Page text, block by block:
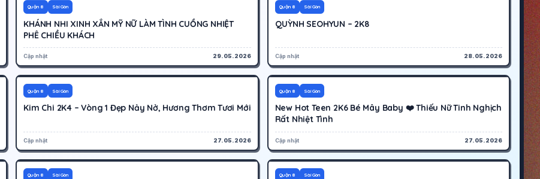
350K
Quận 8 Sài Gòn
KHÁNH NHI XINH XẮN MỸ NỮ LÀM TÌNH CUỒNG NHIỆT
PHÊ CHIỀU KHÁCH
Cập nhật 29.05.2026
1200K
Quận 8 Sài Gòn
QUỲNH SEOHYUN – 2K8
Cập nhật 28.05.2026
800K
Quận 8 Sài Gòn
Kim Chi 2K4 – Vòng 1 Đẹp Nảy Nở, Hương Thơm Tươi Mới
Cập nhật 27.05.2026
700K
Quận 8 Sài Gòn
New Hot Teen 2K6 Bé Mây Baby ❤️ Thiếu Nữ Tinh Nghịch
Rất Nhiệt Tình
Cập nhật 27.05.2026
300K
Quận 8 Sài Gòn 600K
Quận 8 Sài Gòn